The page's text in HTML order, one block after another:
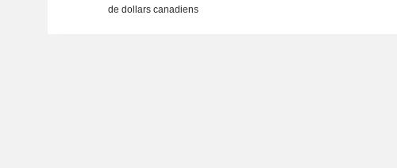
de dollars canadiens